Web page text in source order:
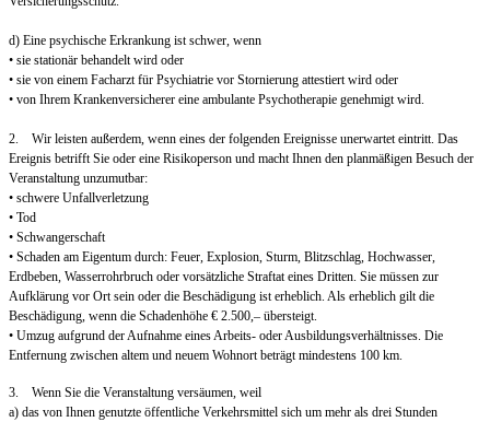
d) Eine psychische Erkrankung ist schwer, wenn
• sie stationär behandelt wird oder
• sie von einem Facharzt für Psychiatrie vor Stornierung attestiert wird oder
• von Ihrem Krankenversicherer eine ambulante Psychotherapie genehmigt wird.
2. Wir leisten außerdem, wenn eines der folgenden Ereignisse unerwartet eintritt. Das
Ereignis betrifft Sie oder eine Risikoperson und macht Ihnen den planmäßigen Besuch der
Veranstaltung unzumutbar:
• schwere Unfallverletzung
• Tod
• Schwangerschaft
• Schaden am Eigentum durch: Feuer, Explosion, Sturm, Blitzschlag, Hochwasser,
Erdbeben, Wasserrohrbruch oder vorsätzliche Straftat eines Dritten. Sie müssen zur
Aufklärung vor Ort sein oder die Beschädigung ist erheblich. Als erheblich gilt die
Beschädigung, wenn die Schadenhöhe € 2.500,– übersteigt.
• Umzug aufgrund der Aufnahme eines Arbeits- oder Ausbildungsverhältnisses. Die
Entfernung zwischen altem und neuem Wohnort beträgt mindestens 100 km.
3. Wenn Sie die Veranstaltung versäumen, weil
a) das von Ihnen genutzte öffentliche Verkehrsmittel sich um mehr als drei Stunden